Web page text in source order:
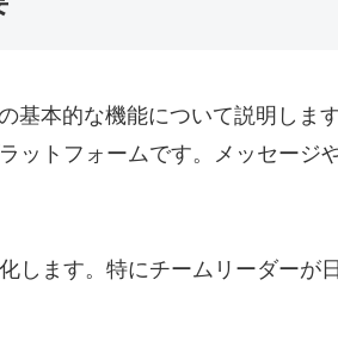
基本的な機能について説明しま
ットフォームです。メッセージ
します。特にチームリーダーが